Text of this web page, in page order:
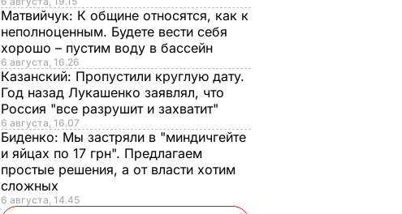
Матвийчук: К общине относятся, как к
неполноценным. Будете вести себя
хорошо – пустим воду в бассейн
6 августа, 16.26
Казанский: Пропустили круглую дату.
Год назад Лукашенко заявлял, что
Россия "все разрушит и захватит"
6 августа, 16.07
Биденко: Мы застряли в "миндичгейте
и яйцах по 17 грн". Предлагаем
простые решения, а от власти хотим
сложных
6 августа, 14.45